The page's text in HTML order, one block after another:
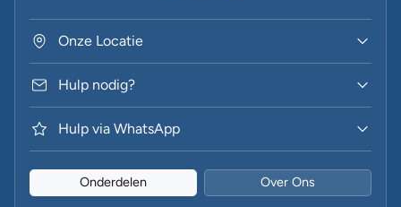
Onze Locatie
Hulp nodig?
Hulp via WhatsApp
Onderdelen Over Ons